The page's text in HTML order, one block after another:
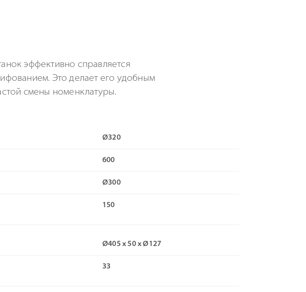
эффективно справляется
Это делает его удобным
смены номенклатуры.
Ø320
600
Ø300
150
Ø405 x 50 x Ø127
33